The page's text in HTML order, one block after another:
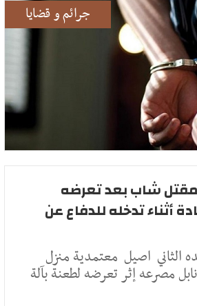
جرائم و قضايا
مقتل شاب بعد تعرضه
أثناء تدخله للدفاع عن
الثاني اصيل معتمدية منزل
مصرعه إثر تعرضه لطعنة بآلة